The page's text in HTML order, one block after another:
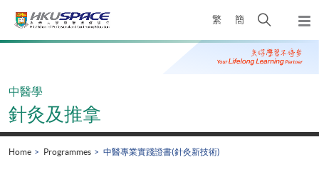
繁 簡
Open
search
panel
Main
中醫學
針灸及推拿
Home Programmes 中醫專業實踐證書(針灸新技術)